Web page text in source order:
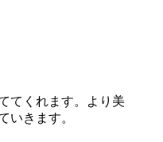
てくれます。より美
いきます。